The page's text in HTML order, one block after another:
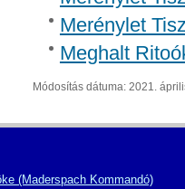
Merénylet
Meghalt
Módosítás dátuma: 2021.
(Maderspach Kommandó)